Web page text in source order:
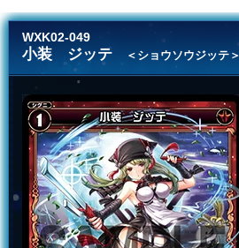
WXK02-049
小装 ジッテ ＜ショウソウジッテ＞